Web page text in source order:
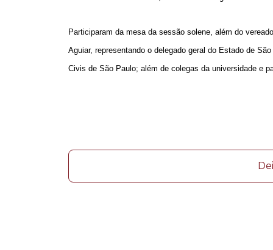
Participaram da mesa da sessão solene, além do
Aguiar, representando o delegado geral do Estado de
Civis de São Paulo; além de colegas da universidade e